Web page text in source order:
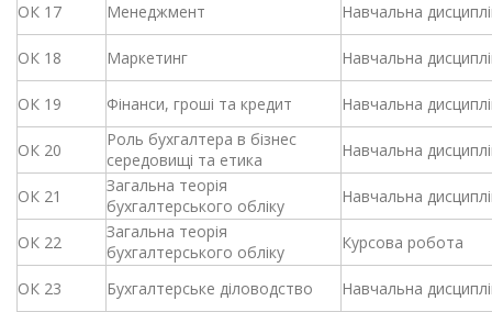
ОК 17 Менеджмент Навчальна
ОК 18 Маркетинг Навчальна
ОК 19 Фінанси, гроші та кредит Навчальна
ОК 20
Роль бухгалтера в бізнес
середовищі та етика
Навчальна
ОК 21
Загальна теорія
бухгалтерського обліку
Навчальна
ОК 22
Загальна теорія
бухгалтерського обліку
Курсова робота
ОК 23 Бухгалтерське діловодство Навчальна